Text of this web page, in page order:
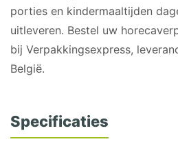
porties en kindermaaltijden
uitleveren. Bestel uw
bij Verpakkingsexpress,
België.
Specificaties